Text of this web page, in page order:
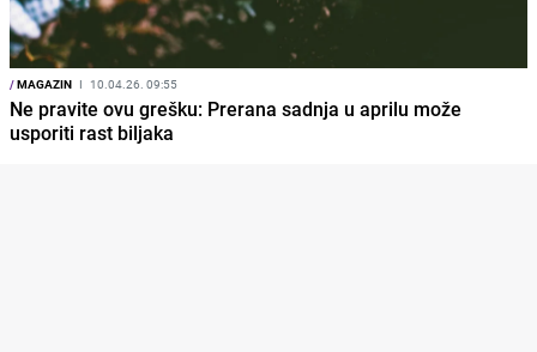
/MAGAZIN I 10.04.26. 09:55
Ne pravite ovu grešku: Prerana sadnja u aprilu može
usporiti rast biljaka